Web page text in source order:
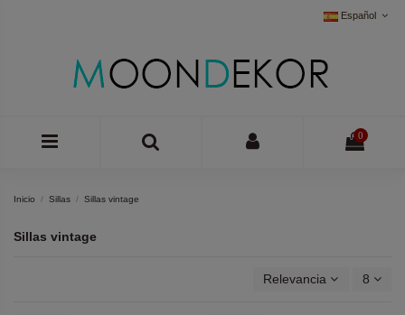
Español
0
Inicio Sillas Sillas vintage
Sillas vintage
Relevancia 8